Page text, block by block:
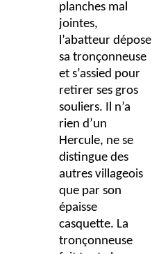
planches mal
jointes,
l’abatteur dépose
sa tronçonneuse
et s’assied pour
retirer ses gros
souliers. Il n’a
rien d’un
Hercule, ne se
distingue des
autres villageois
que par son
épaisse
casquette. La
tronçonneuse